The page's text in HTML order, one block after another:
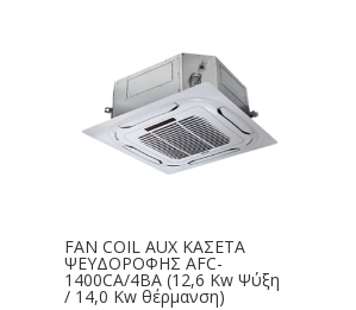
FAN COIL AUX ΚΑΣΕΤΑ
ΨΕΥΔΟΡΟΦΗΣ AFC-
1400CA/4BA (12,6 Kw Ψύξη
/ 14,0 Kw θέρμανση)